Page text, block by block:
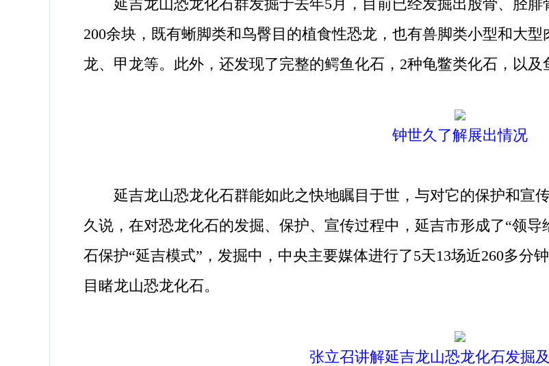
延吉龙山恐龙化石群发掘于去年5月，目前已经发掘出股骨、胫腓
200余块，既有蜥脚类和鸟臀目的植食性恐龙，也有兽脚类小型和大
龙、甲龙等。此外，还发现了完整的鳄鱼化石，2种龟鳖类化石，以及
钟世久了解展出情况
延吉龙山恐龙化石群能如此之快地瞩目于世，与对它的保护和宣
久说，在对恐龙化石的发掘、保护、宣传过程中，延吉市形成了“领
石保护“延吉模式”，发掘中，中央主要媒体进行了5天13场近260多分
目睹龙山恐龙化石。
张立召讲解延吉龙山恐龙化石发掘